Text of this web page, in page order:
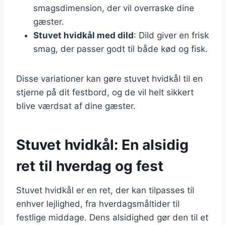
smagsdimension, der vil overraske dine
gæster.
Stuvet hvidkål med dild: Dild giver en frisk
smag, der passer godt til både kød og fisk.
Disse variationer kan gøre stuvet hvidkål til en
stjerne på dit festbord, og de vil helt sikkert
blive værdsat af dine gæster.
Stuvet hvidkål: En alsidig
ret til hverdag og fest
Stuvet hvidkål er en ret, der kan tilpasses til
enhver lejlighed, fra hverdagsmåltider til
festlige middage. Dens alsidighed gør den til et